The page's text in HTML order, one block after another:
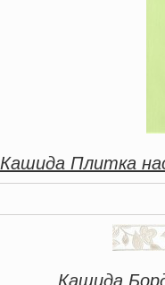
Кашида Плитка
Кашида